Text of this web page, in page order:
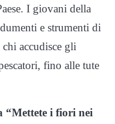
I giovani della
e strumenti di
accudisce gli
fino alle tute
“Mettete i fiori nei